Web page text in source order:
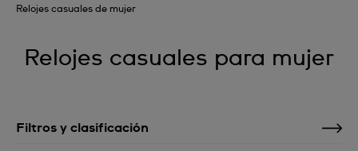
Relojes casuales de mujer
Relojes casuales para mujer
Filtros y clasificación